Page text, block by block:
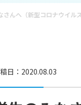
さんへ（新型コロナウイル
日：2020.08.03